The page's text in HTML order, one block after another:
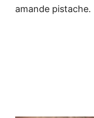
amande pistache.